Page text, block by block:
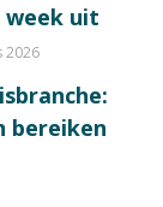
week uit
2026
bereiken